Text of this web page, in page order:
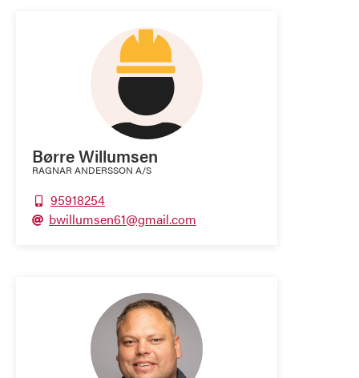
Børre Willumsen
RAGNAR ANDERSSON A/S
 95918254
 bwillumsen61@gmail.com